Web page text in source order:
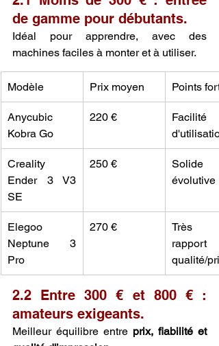
de gamme pour débutants.
Idéal pour apprendre, avec des
machines faciles à monter et à utiliser.
Modèle Prix moyen Points forts
Anycubic
Kobra Go
220 €
Facilité
Creality
Ender 3 V3
SE
250 €
Solide
évolutive
Elegoo
Neptune 3
Pro
270 €
Très
rapport
qualité/prix
2.2 Entre 300 € et 800 € :
amateurs exigeants.
Meilleur équilibre entre prix, fiabilité et